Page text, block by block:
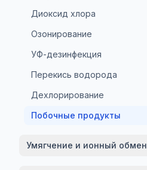
Диоксид хлора
Озонирование
УФ-дезинфекция
Перекись водорода
Дехлорирование
Побочные продукты
Умягчение и ионный обмен